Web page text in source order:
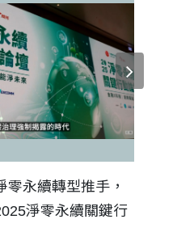
永續轉型推手，
淨零永續關鍵行